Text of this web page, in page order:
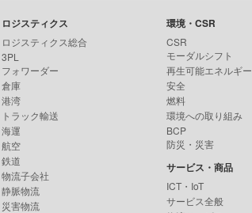
ロジスティクス
ロジスティクス総合
3PL
フォワーダー
倉庫
港湾
トラック輸送
海運
航空
鉄道
物流子会社
静脈物流
災害物流
環境・CSR
CSR
モーダルシフト
再生可能エネルギー
安全
燃料
環境への取り組み
BCP
防災・災害
サービス・商品
ICT・IoT
サービス全般